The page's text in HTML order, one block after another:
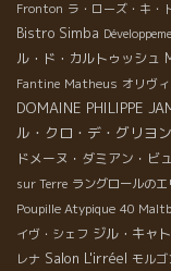
Fronton ラ・ローズ・キ・
Bistro Simba
ル・ド・カルトゥッシュ
Fantine Matheus オリヴ
DOMAINE PHILIPPE
ル・クロ・デ・グリヨン
ドメーヌ・ダミアン・ビ
sur Terre ラングロールの
Poupille Atypique 40
イヴ・シェフ ジル・キャ
レナ Salon L'irréel モル